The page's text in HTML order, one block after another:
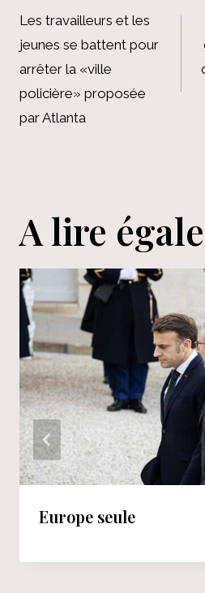
de
l’article
Les travailleurs et les
jeunes se battent pour
arrêter la «ville
policière» proposée
par Atlanta
A lire
Europe seule